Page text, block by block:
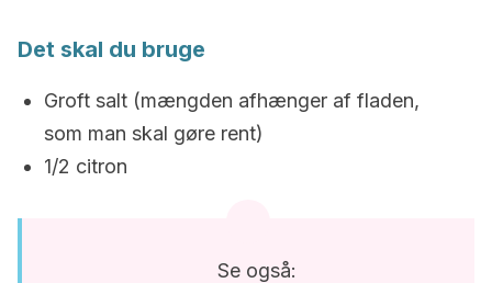
Det skal du bruge
Groft salt (mængden afhænger af fladen,
som man skal gøre rent)
1/2 citron
Se også: